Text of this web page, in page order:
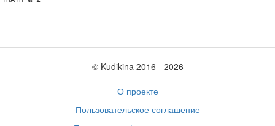
© Kudikina 2016 ‐ 2026
О проекте
Пользовательское соглашение